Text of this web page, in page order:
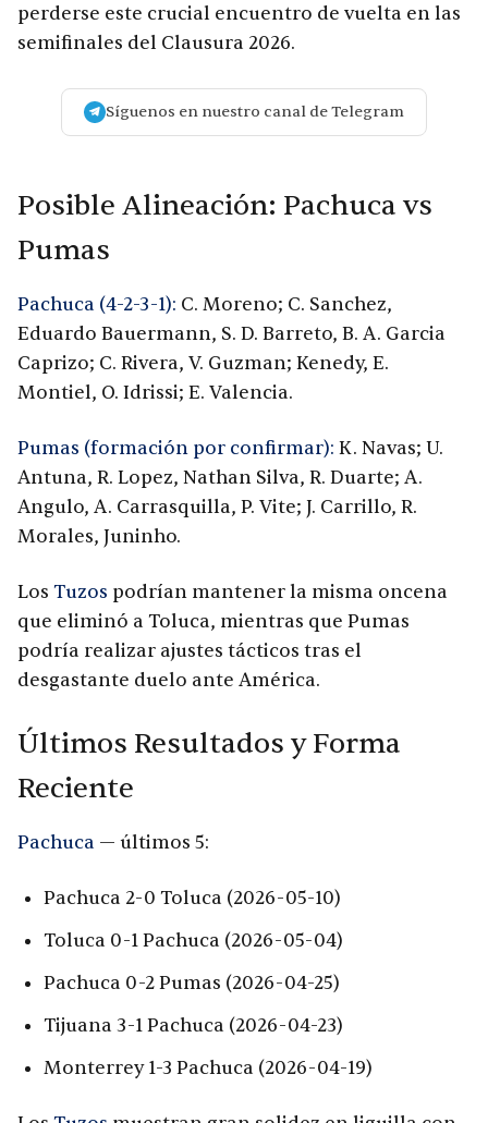
perderse este crucial encuentro de vuelta en las
semifinales del Clausura 2026.
Síguenos en nuestro canal de Telegram
Posible Alineación: Pachuca vs
Pumas
Pachuca (4-2-3-1): C. Moreno; C. Sanchez,
Eduardo Bauermann, S. D. Barreto, B. A. Garcia
Caprizo; C. Rivera, V. Guzman; Kenedy, E.
Montiel, O. Idrissi; E. Valencia.
Pumas (formación por confirmar): K. Navas; U.
Antuna, R. Lopez, Nathan Silva, R. Duarte; A.
Angulo, A. Carrasquilla, P. Vite; J. Carrillo, R.
Morales, Juninho.
Los Tuzos podrían mantener la misma oncena
que eliminó a Toluca, mientras que Pumas
podría realizar ajustes tácticos tras el
desgastante duelo ante América.
Últimos Resultados y Forma
Reciente
Pachuca — últimos 5:
Pachuca 2-0 Toluca (2026-05-10)
Toluca 0-1 Pachuca (2026-05-04)
Pachuca 0-2 Pumas (2026-04-25)
Tijuana 3-1 Pachuca (2026-04-23)
Monterrey 1-3 Pachuca (2026-04-19)